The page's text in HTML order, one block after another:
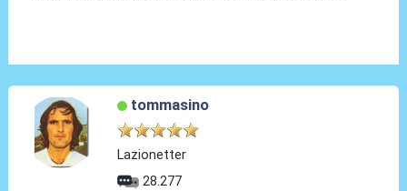
tommasino
Lazionetter
28.277